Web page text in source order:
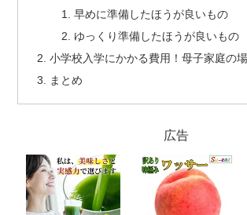
早めに準備したほうが良いもの
ゆっくり準備したほうが良いもの
小学校入学にかかる費用！母子家庭の
まとめ
広告